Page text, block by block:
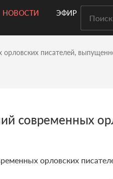
НОВОСТИ ЭФИР
писателей,
современных
орловских